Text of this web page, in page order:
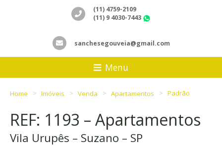
(11) 4759-2109
(11) 9 4030-7443
sanchesegouveia@gmail.com
Menu
Home Imóveis Venda Apartamentos Padrão
REF: 1193 – Apartamentos
Vila Urupês – Suzano – SP